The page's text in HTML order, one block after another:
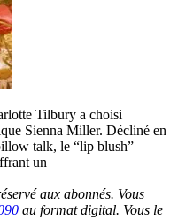
Tilbury a choisi
Sienna Miller. Décliné en
talk, le “lip blush”
un
aux abonnés. Vous
au format digital. Vous le